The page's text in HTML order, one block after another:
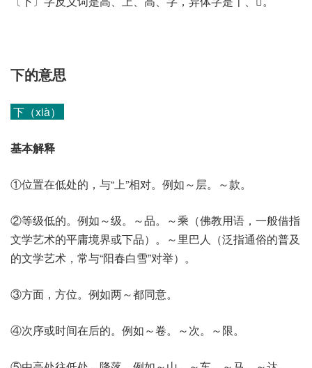
下的意思
下（xià）
基本解释
①位置在低处的，与“上”相对。例如～层。～款。
②等级低的。例如～级。～品。～乘（佛教用语，一般借指
文学艺术的平庸境界或下品）。～里巴人（泛指通俗的普及
的文学艺术，常与“阳春白雪”对举）。
③方面，方位。例如两～都同意。
④次序或时间在后的。例如～卷。～次。～限。